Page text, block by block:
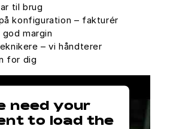
til brug
konfiguration – fakturér
margin
– vi håndterer
for dig
need your
to load the